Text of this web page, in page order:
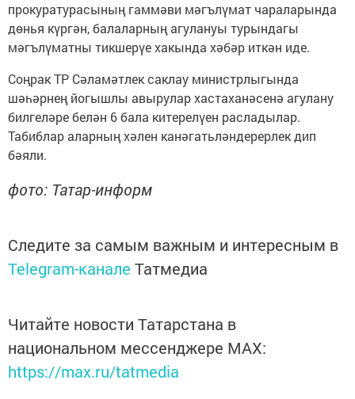
прокуратурасының гаммәви мәгълүмат чараларында
дөнья күргән, балаларның агулануы турындагы
мәгълүматны тикшерүе хакында хәбәр иткән иде.
Соңрак ТР Сәламәтлек саклау министрлыгында
шәһәрнең йогышлы авырулар хастаханәсенә агулану
билгеләре белән 6 бала китерелүен расладылар.
Табиблар аларның хәлен канәгатьләндерерлек дип
бәяли.
фото: Татар-информ
Следите за самым важным и интересным в
Telegram-канале Татмедиа
Читайте новости Татарстана в
национальном мессенджере MАХ:
https://max.ru/tatmedia